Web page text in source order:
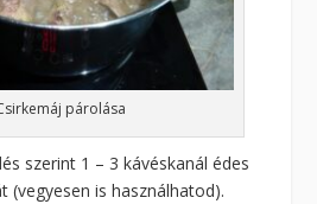
párolása
szerint 1 – 3 kávéskanál édes
(vegyesen is használhatod).